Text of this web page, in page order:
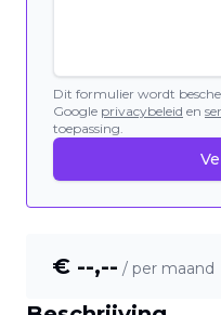
Dit formulier wordt
Google privacybeleid en
toepassing.
€ --,-- / per maand